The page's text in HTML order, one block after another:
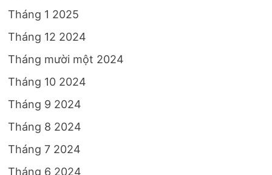
Tháng 1 2025
Tháng 12 2024
Tháng mười một 2024
Tháng 10 2024
Tháng 9 2024
Tháng 8 2024
Tháng 7 2024
Tháng 6 2024